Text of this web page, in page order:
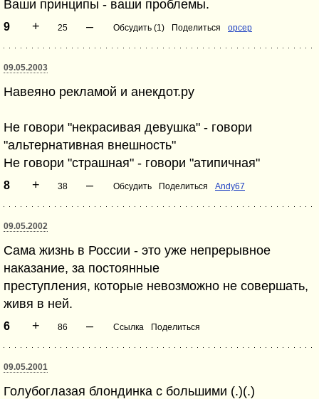
Ваши принципы - ваши проблемы.
9 + 25 – Обсудить (1) Поделиться орсер
09.05.2003
Навеяно рекламой и анекдот.ру
Не говори "некрасивая девушка" - говори
"альтернативная внешность"
Не говори "страшная" - говори "атипичная"
8 + 38 – Обсудить Поделиться Andy67
09.05.2002
Сама жизнь в России - это уже непрерывное
наказание, за постоянные
преступления, которые невозможно не совершать,
живя в ней.
6 + 86 – Ссылка Поделиться
09.05.2001
Голубоглазая блондинка с большими (.)(.)